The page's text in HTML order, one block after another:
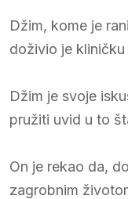
Džim, kome je
doživio je
Džim je svoje
pružiti uvid u to
On je rekao da,
zagrobnim